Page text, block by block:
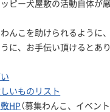
ピー犬屋敷の活動自体が
んこを助けられるように
に、お手伝い頂けるとあ
いものリスト
HP（募集わんこ、イベン